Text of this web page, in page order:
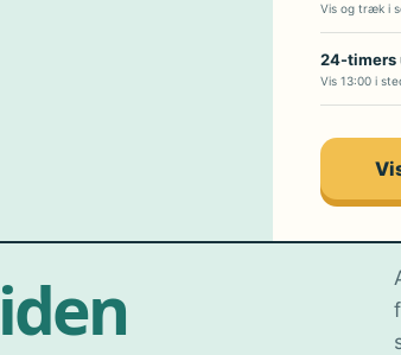
Vis og træk i
24-timers
Vis 13:00 i